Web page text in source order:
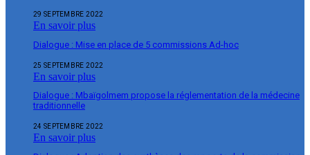
29 SEPTEMBRE 2022
En savoir plus
Dialogue : Mise en place de 5 commissions Ad-hoc
25 SEPTEMBRE 2022
En savoir plus
Dialogue : Mbaïgolmem propose la réglementation de la médecine
traditionnelle
24 SEPTEMBRE 2022
En savoir plus